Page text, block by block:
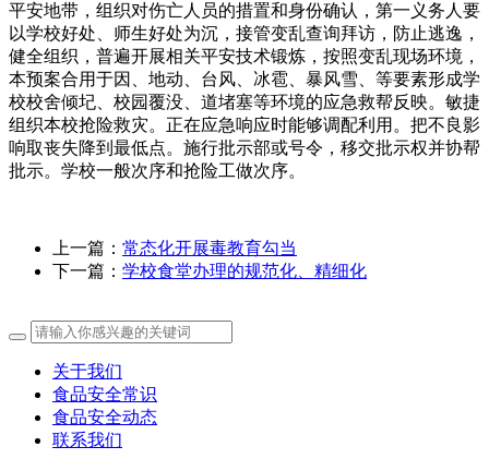
平安地带，组织对伤亡人员的措置和身份确认，第一义务人要
以学校好处、师生好处为沉，接管变乱查询拜访，防止逃逸，
健全组织，普遍开展相关平安技术锻炼，按照变乱现场环境，
本预案合用于因、地动、台风、冰雹、暴风雪、等要素形成学
校校舍倾圮、校园覆没、道堵塞等环境的应急救帮反映。敏捷
组织本校抢险救灾。正在应急响应时能够调配利用。把不良影
响取丧失降到最低点。施行批示部或号令，移交批示权并协帮
批示。学校一般次序和抢险工做次序。
上一篇： 常态化开展毒教育勾当
下一篇： 学校食堂办理的规范化、精细化
关于我们
食品安全常识
食品安全动态
联系我们